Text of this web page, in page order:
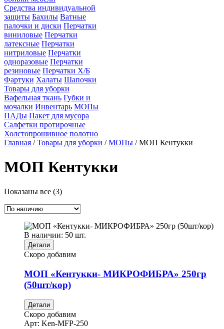
Средства индивидуальной
защиты Бахилы Ватные
палочки и диски Перчатки
виниловые Перчатки
латексные Перчатки
нитриловые Перчатки
одноразовые Перчатки
резиновые Перчатки Х/Б
Фартуки Халаты Шапочки
Товары для уборки
Вафельная ткань Губки и
мочалки Инвентарь МОПы
ПАДы Пакет для мусора
Салфетки протирочные
Холстопрошивное полотно
Главная /Товары для уборки /МОПы / МОП Кентукки
МОП Кентукки
Показаны все (3)
В наличии: 50 шт.
Детали
Скоро добавим
МОП «Кентукки- МИКРОФИБРА» 250гр
(50шт/кор)
Детали
Скоро добавим
Арт: Ken-MFP-250